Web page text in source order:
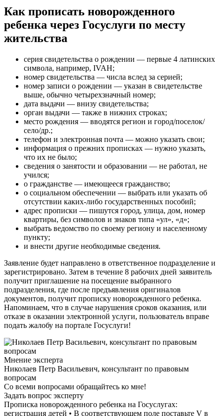
Как прописать новорожденного
ребенка через Госуслуги по месту
жительства
серия свидетельства о рождении — первые 4 латинских
символа, например, IVAH;
номер свидетельства — числа вслед за серией;
номер записи о рождении — указан в свидетельстве
выше, обычно четырехзначный номер;
дата выдачи — внизу свидетельства;
орган выдачи — также в нижних строках;
место рождения — вводятся регион и город/поселок/
село/др.;
телефон и электронная почта — можно указать свои;
информация о прежних прописках — нужно указать,
что их не было;
сведения о занятости и образовании — не работал, не
учился;
о гражданстве — имеющееся гражданство;
о социальном обеспечении — выбрать или указать об
отсутствии каких-либо государственных пособий;
адрес прописки — пишутся город, улица, дом, номер
квартиры, без символов и знаков типа «ул», «д»;
выбрать ведомство по своему региону и населенному
пункту;
и внести другие необходимые сведения.
Заявление будет направлено в ответственное подразделение и
зарегистрировано. Затем в течение 8 рабочих дней заявитель
получит приглашение на посещение выбранного
подразделения, где после предъявления оригиналов
документов, получит прописку новорожденного ребенка.
Напоминаем, что в случае нарушения сроков оказания, или
отказе в оказании электронной услуги, пользователь вправе
подать жалобу на портале Госуслуги!
Мнение эксперта
Николаев Петр Васильевич, консультант по правовым
вопросам
Со всеми вопросами обращайтесь ко мне!
Задать вопрос эксперту
Прописка новорожденного ребенка на Госуслугах:
регистрация детей • В соответствующем поле поставьте V в